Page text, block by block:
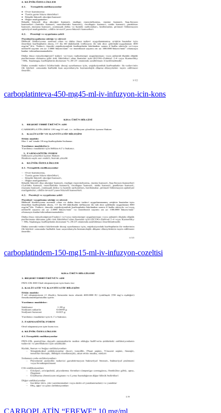
carboplatinteva-450-mg45-ml-iv-infuzyon-icin-kons
carboplatindem-150-mg15-ml-iv-infuzyon-cozeltisi
CARBOPLATİN “EBEWE” 10 mg/ml